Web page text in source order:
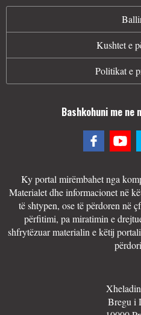
Kushtet e
Politikat e
Bashkohuni me
Ky portal mirëmbahet nga
Materialet dhe informacionet në
të shtypen, ose të përdoren në
përfitimi, pa miratimin e
shfrytëzuar materialin e këtij
Bregu i